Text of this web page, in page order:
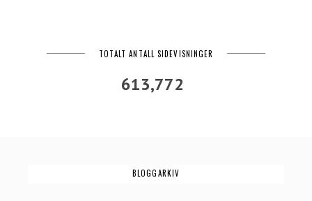
TOTALT ANTALL SIDEVISNINGER
613,772
BLOGGARKIV